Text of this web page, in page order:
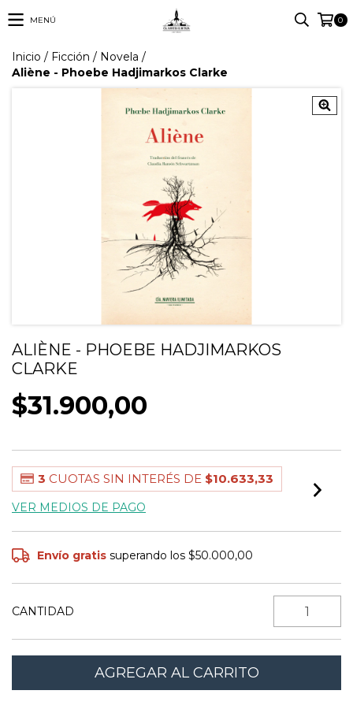
MENÚ 0
Inicio / Ficción / Novela /
Aliène - Phoebe Hadjimarkos Clarke
ALIÈNE - PHOEBE HADJIMARKOS
CLARKE
$31.900,00
3 CUOTAS SIN INTERÉS DE $10.633,33
VER MEDIOS DE PAGO
Envío gratis superando los$50.000,00
CANTIDAD